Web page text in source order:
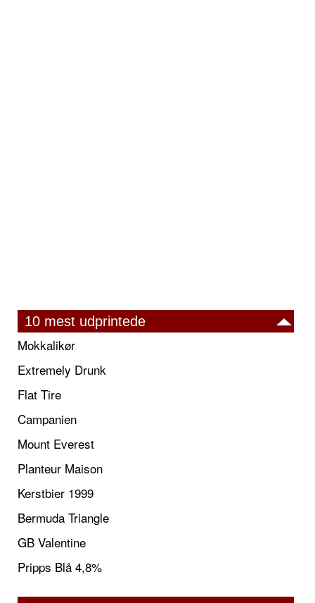
10 mest udprintede
Mokkalikør
Extremely Drunk
Flat Tire
Campanien
Mount Everest
Planteur Maison
Kerstbier 1999
Bermuda Triangle
GB Valentine
Pripps Blå 4,8%